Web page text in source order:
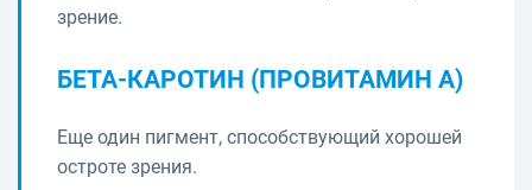
зрение.
БЕТА-КАРОТИН (ПРОВИТАМИН А)
Еще один пигмент, способствующий хорошей
остроте зрения.